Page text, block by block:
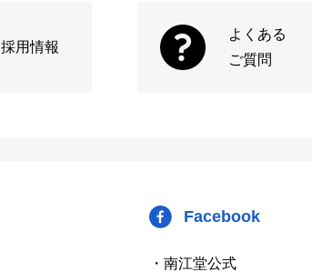
採用情報
よくある
ご質問
Facebook
・南江堂公式